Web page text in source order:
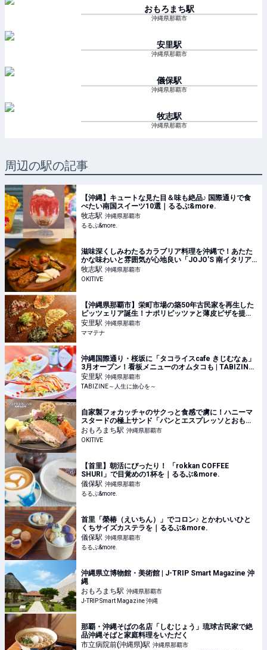
おもろまち駅
沖縄県那覇市
安里駅
沖縄県那覇市
儀保駅
沖縄県那覇市
牧志駅
沖縄県那覇市
周辺の駅の記事
【沖縄】キュートな見た目＆味も絶品♪ 国際通りで食
べたい南国スイーツ10選｜るるぶ&more.
牧志駅 沖縄県那覇市
るるぶ&more.
滋味深くしみわたるカラブリア料理を沖縄で！あたた
かな味わいと雰囲気が心地良い「JOJO’S 南イタリア
の家庭料理バル」（那覇市） | OKITIVE
牧志駅 沖縄県那覇市
OKITIVE
【沖縄県那覇市】栄町市場の築50年古民家を再生した
ピッツェリア誕生！ナポリピッツァと薄皮ピザを提供 |
ママテナ
安里駅 沖縄県那覇市
ママテナ
沖縄国際通り・桜坂に「タコライスcafe きじむなぁ」
3月オープン！看板メニューのオムタコも | TABIZINE
～人生に旅心を～
安里駅 沖縄県那覇市
TABIZINE～人生に旅心を～
自家製フォカッチャのサクっと食感で虜に！ハニーマ
スタードの極上サンド「パンとエスプレッソとおもろ
まち」（那覇市） | OKITIVE
おもろまち駅 沖縄県那覇市
OKITIVE
【首里】朝活にぴったり！ 「rokkan COFFEE
SHURI」で目覚めの1杯を｜るるぶ&more.
儀保駅 沖縄県那覇市
るるぶ&more.
首里「榮椿（えいちん）」でコロン♪ とかわいいひと
くちサイズカステラを｜るるぶ&more.
儀保駅 沖縄県那覇市
るるぶ&more.
沖縄県立博物館・美術館 | J-TRIP Smart Magazine 沖
縄
おもろまち駅 沖縄県那覇市
J-TRIP Smart Magazine 沖縄
那覇・沖縄そばの名店「しむじょう」琉球古民家で絶
品沖縄そばと家庭料理をいただく
市立病院前(沖縄県)駅 沖縄県那覇市